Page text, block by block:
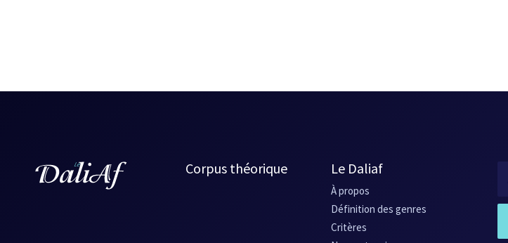
Corpus théorique Le Daliaf
À propos
Définition des genres
Critères